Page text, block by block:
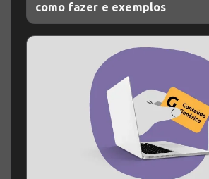
como fazer e exemplos